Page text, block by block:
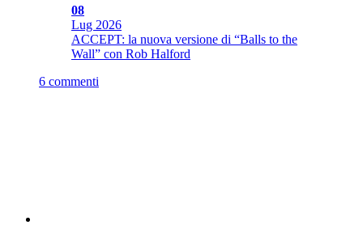
08
Lug 2026
ACCEPT: la nuova versione di “Balls to the
Wall” con Rob Halford
6 commenti